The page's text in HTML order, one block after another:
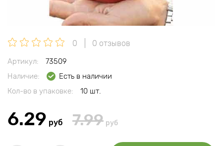
0 0 отзывов
Артикул:
73509
Наличие:
Есть в наличии
Кол-во в упаковке:
10 шт.
6.29 руб 7.99 руб